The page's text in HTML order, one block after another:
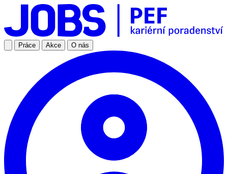
Práce Akce O nás